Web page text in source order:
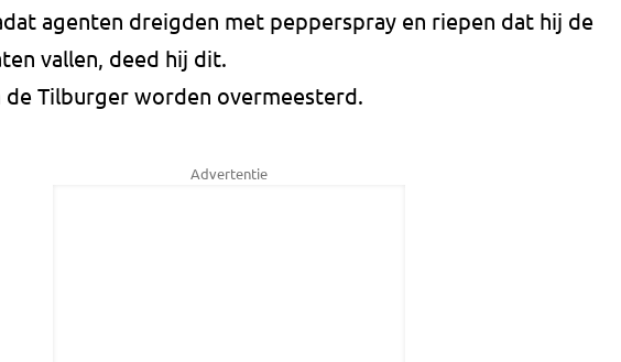
agenten dreigden met pepperspray en riepen dat hij de
vallen, deed hij dit.
de Tilburger worden overmeesterd.
Advertentie